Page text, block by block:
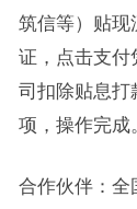
筑信等）贴现
证，点击支付
司扣除贴息打
项，操作完成
合作伙伴：全